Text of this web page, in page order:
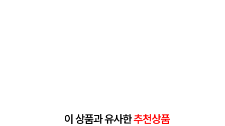
이 상품과 유사한추천상품